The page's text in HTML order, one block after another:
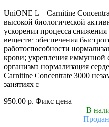
UniONE L – Carnitine
высокой биологической
ускорения процесса
веществ; обеспечения
работоспособности
крови; укрепления иммунной
организма нормализация
Carnitine Concentrate 3000
занятиях с
950.00 р. Фикс цена
В